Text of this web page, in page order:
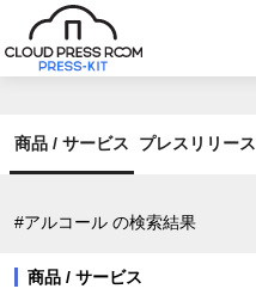
商品 / サービス プレスリリース
#アルコール の検索結果
商品 / サービス